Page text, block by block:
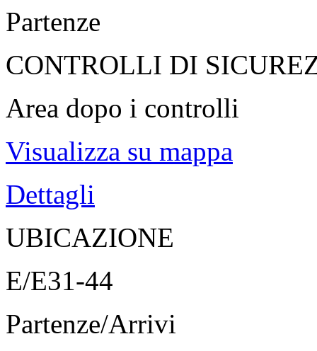
Partenze
CONTROLLI DI
Area dopo i controlli
Visualizza su mappa
Dettagli
UBICAZIONE
E/E31-44
Partenze/Arrivi